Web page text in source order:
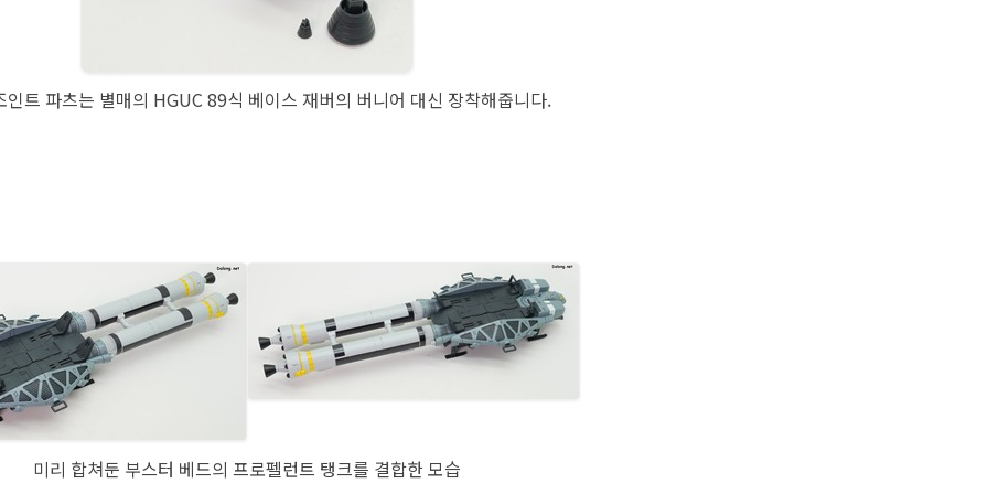
인트 파츠는 별매의 HGUC 89식 베이스 재버의 버니어 대신 장착해줍니다.
미리 합쳐둔 부스터 베드의 프로펠런트 탱크를 결합한 모습